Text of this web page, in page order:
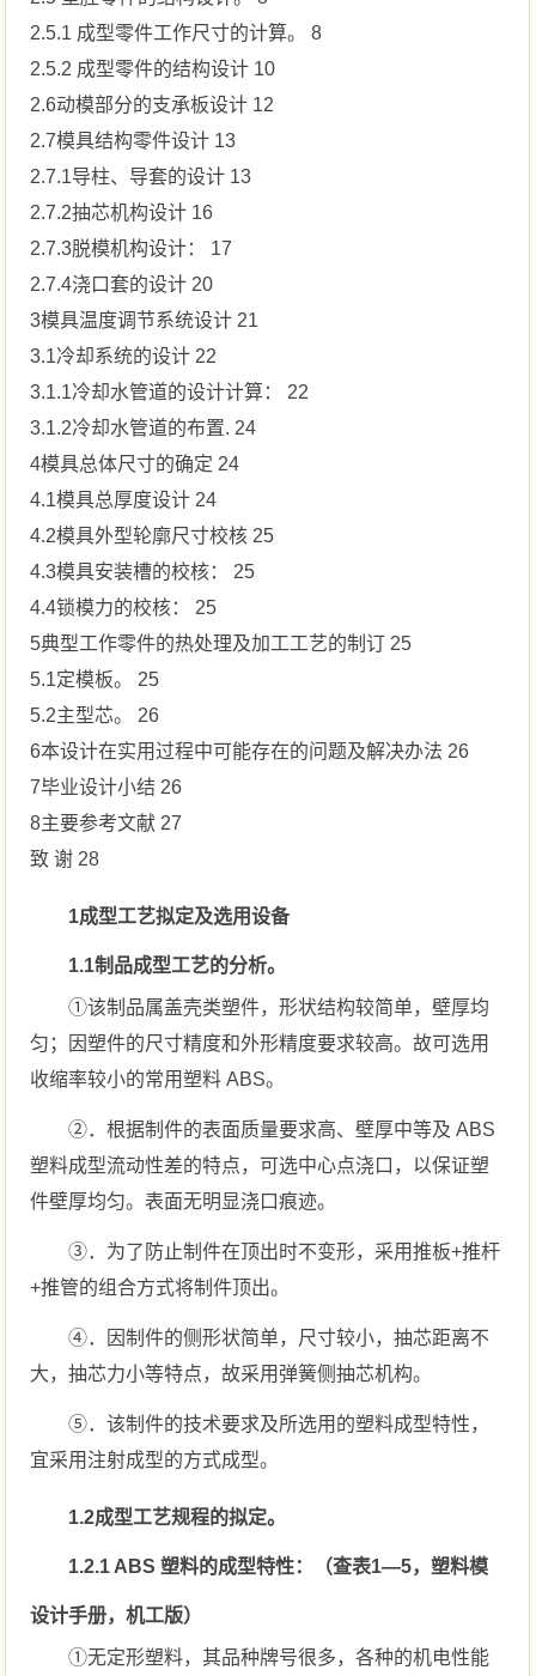
2.5.1 成型零件工作尺寸的计算。 8
2.5.2 成型零件的结构设计 10
2.6动模部分的支承板设计 12
2.7模具结构零件设计 13
2.7.1导柱、导套的设计 13
2.7.2抽芯机构设计 16
2.7.3脱模机构设计： 17
2.7.4浇口套的设计 20
3模具温度调节系统设计 21
3.1冷却系统的设计 22
3.1.1冷却水管道的设计计算： 22
3.1.2冷却水管道的布置. 24
4模具总体尺寸的确定 24
4.1模具总厚度设计 24
4.2模具外型轮廓尺寸校核 25
4.3模具安装槽的校核： 25
4.4锁模力的校核： 25
5典型工作零件的热处理及加工工艺的制订 25
5.1定模板。 25
5.2主型芯。 26
6本设计在实用过程中可能存在的问题及解决办法 26
7毕业设计小结 26
8主要参考文献 27
致 谢 28
1成型工艺拟定及选用设备
1.1制品成型工艺的分析。
①该制品属盖壳类塑件，形状结构较简单，壁厚均
匀；因塑件的尺寸精度和外形精度要求较高。故可选用
收缩率较小的常用塑料 ABS。
②．根据制件的表面质量要求高、壁厚中等及 ABS
塑料成型流动性差的特点，可选中心点浇口，以保证塑
件壁厚均匀。表面无明显浇口痕迹。
③．为了防止制件在顶出时不变形，采用推板+推杆
+推管的组合方式将制件顶出。
④．因制件的侧形状简单，尺寸较小，抽芯距离不
大，抽芯力小等特点，故采用弹簧侧抽芯机构。
⑤．该制件的技术要求及所选用的塑料成型特性，
宜采用注射成型的方式成型。
1.2成型工艺规程的拟定。
1.2.1 ABS 塑料的成型特性：（查表1—5，塑料模
设计手册，机工版）
①无定形塑料，其品种牌号很多，各种的机电性能